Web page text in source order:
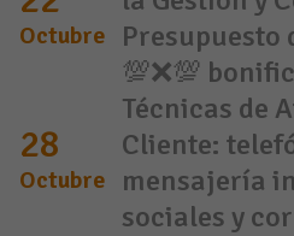
Octubre
Presupuesto
💯❌💯
28
Octubre
Técnicas de
Cliente:
mensajería
sociales y